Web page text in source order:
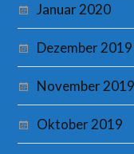
Januar 2020
Dezember 2019
November 2019
Oktober 2019